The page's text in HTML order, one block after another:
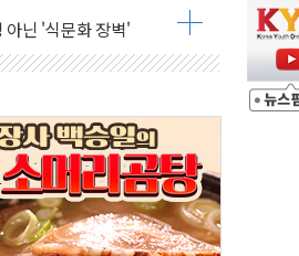
닌 '식문화 장벽'
각
았다
작품?
류체인 분산 투자해야"